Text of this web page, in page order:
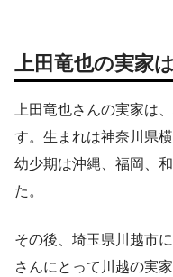
上田竜也の実家
上田竜也さんの実家は
す。生まれは神奈川県
幼少期は沖縄、福岡、
た。
その後、埼玉県川越市
さんにとって川越の実